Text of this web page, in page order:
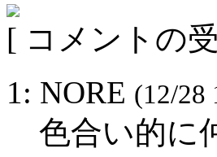
[ コメントの
1: NORE (12/28
色合い的に